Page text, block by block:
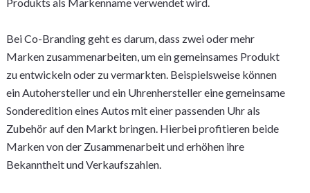
Bei Co-Branding geht es darum, dass zwei oder mehr
Marken zusammenarbeiten, um ein gemeinsames Produkt
zu entwickeln oder zu vermarkten. Beispielsweise können
ein Autohersteller und ein Uhrenhersteller eine gemeinsame
Sonderedition eines Autos mit einer passenden Uhr als
Zubehör auf den Markt bringen. Hierbei profitieren beide
Marken von der Zusammenarbeit und erhöhen ihre
Bekanntheit und Verkaufszahlen.